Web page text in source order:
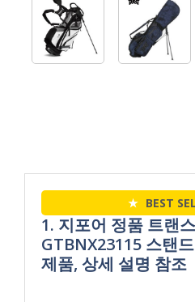
★ BEST
1. 지포어 정품 트랜
GTBNX23115 스탠
제품, 상세 설명 참조